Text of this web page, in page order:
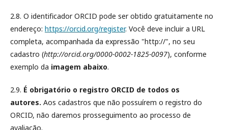
2.8. O identificador ORCID pode ser obtido gratuitamente no
endereço: https://orcid.org/register. Você deve incluir a URL
completa, acompanhada da expressão "http://", no seu
cadastro (http://orcid.org/0000-0002-1825-0097), conforme
exemplo da imagem abaixo.
2.9. É obrigatório o registro ORCID de todos os
autores. Aos cadastros que não possuírem o registro do
ORCID, não daremos prosseguimento ao processo de
avaliação.